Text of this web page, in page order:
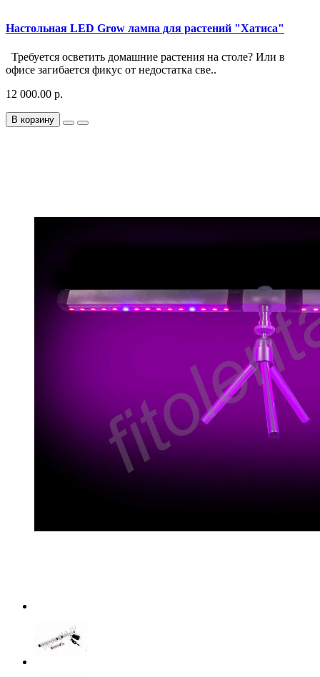
Настольная LED Grow лампа для растений "Хатиса"
Требуется осветить домашние растения на столе? Или в
офисе загибается фикус от недостатка све..
12 000.00 р.
В корзину